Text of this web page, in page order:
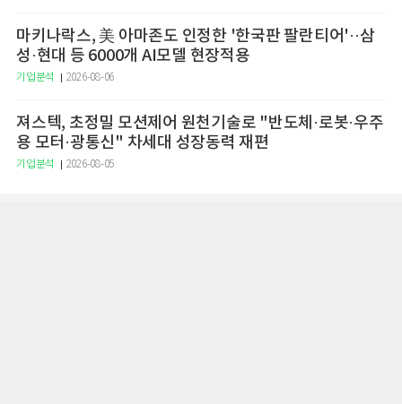
마키나락스, 美 아마존도 인정한 '한국판 팔란티어'··삼
성·현대 등 6000개 AI모델 현장적용
기업분석 2026-08-06
져스텍, 초정밀 모션제어 원천기술로 "반도체·로봇·우주
용 모터·광통신" 차세대 성장동력 재편
기업분석 2026-08-05